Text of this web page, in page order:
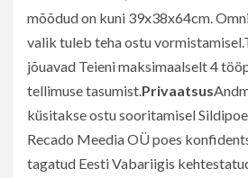
mõõdud on kuni 39x38x64cm.
valik tuleb teha ostu
jõuavad Teieni maksimaalselt 4
tellimuse tasumist.Privaatsus
küsitakse ostu sooritamisel
Recado Meedia OÜ poes
tagatud Eesti Vabariigis